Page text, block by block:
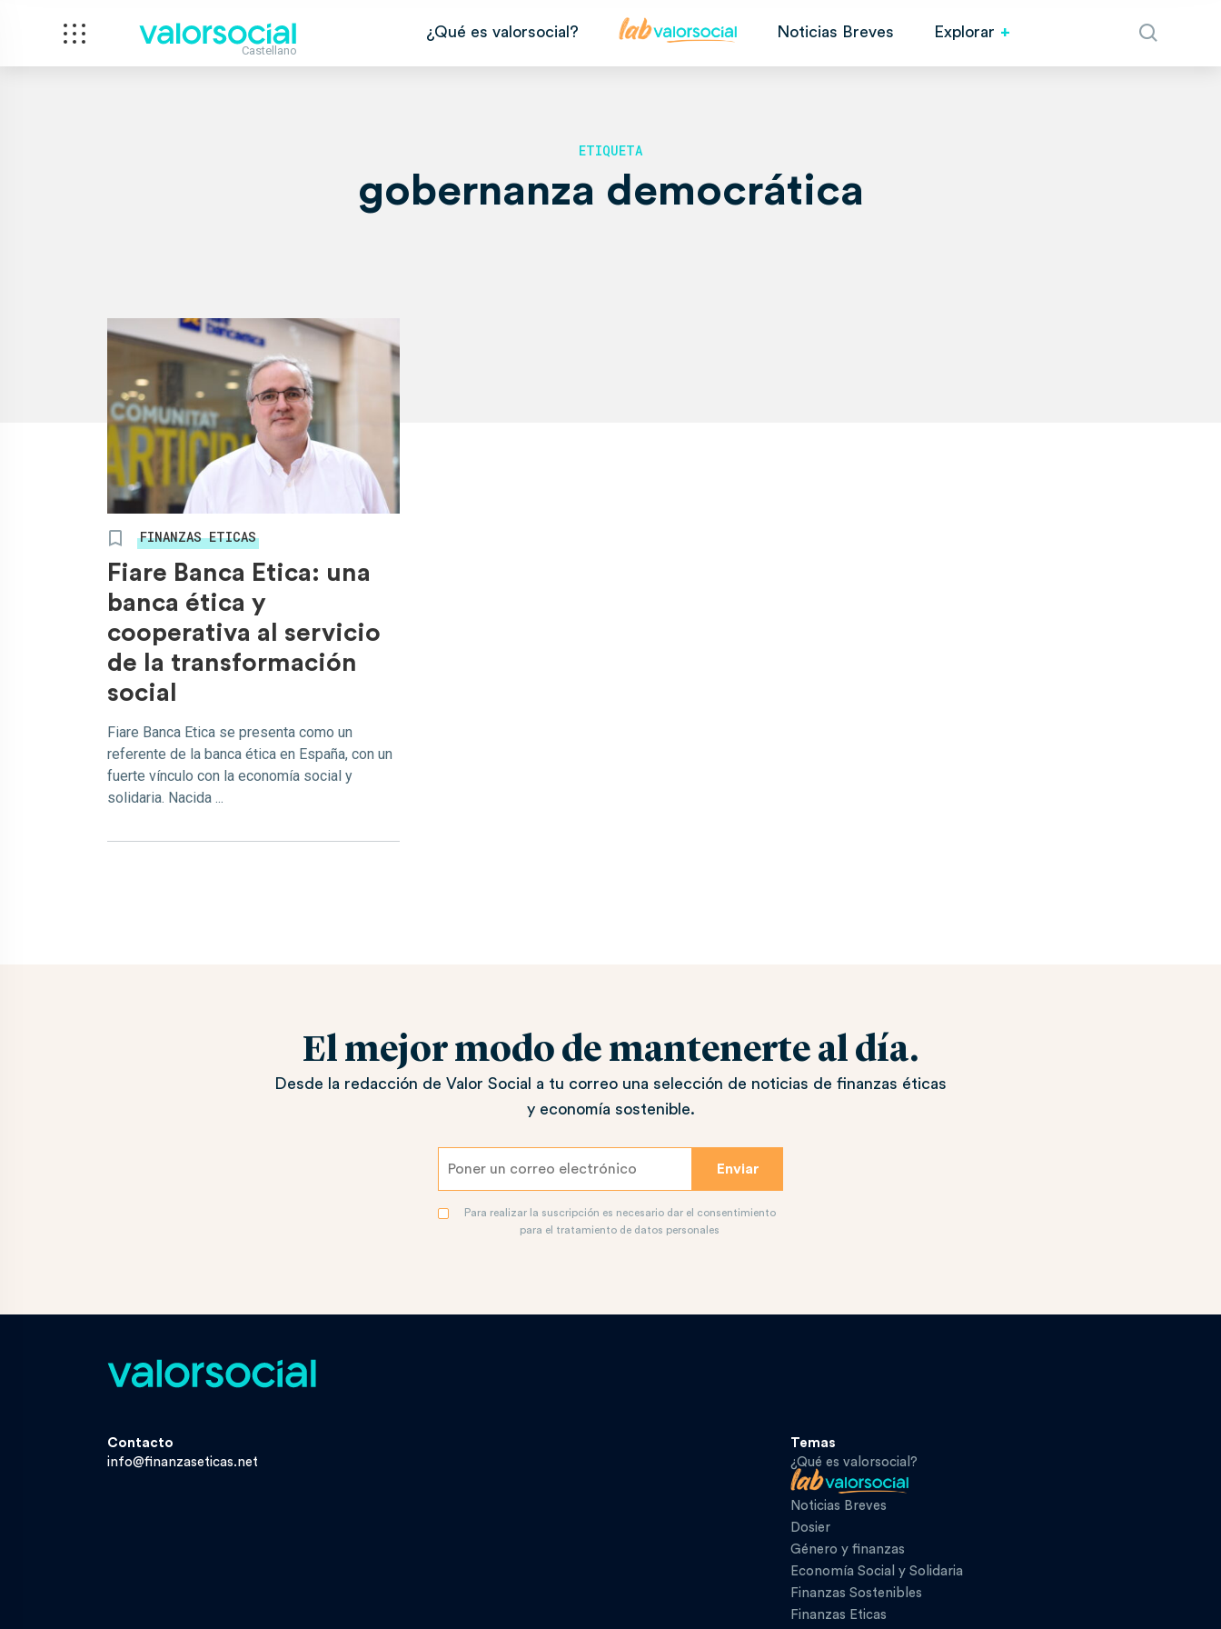
Castellano
¿Qué es valorsocial? Noticias Breves Explorar
ETIQUETA
gobernanza democrática
FINANZAS ETICAS
Fiare Banca Etica: una
banca ética y
cooperativa al servicio
de la transformación
social
Fiare Banca Etica se presenta como un
referente de la banca ética en España, con un
fuerte vínculo con la economía social y
solidaria. Nacida ...
El mejor modo de mantenerte al día.
Desde la redacción de Valor Social a tu correo una selección de noticias de finanzas éticas
y economía sostenible.
Para realizar la suscripción es necesario dar el consentimiento
para el tratamiento de datos personales
Contacto
info@finanzaseticas.net
Temas
¿Qué es valorsocial?
Noticias Breves
Dosier
Género y finanzas
Economía Social y Solidaria
Finanzas Sostenibles
Finanzas Eticas